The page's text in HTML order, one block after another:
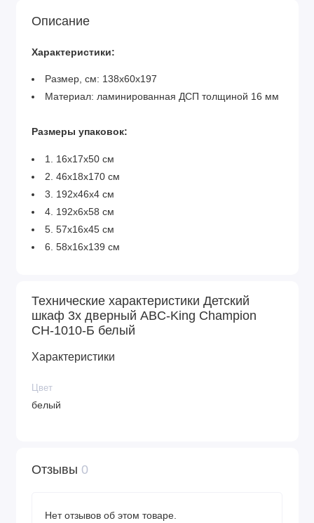
Описание
Характеристики:
Размер, см: 138х60х197
Материал: ламинированная ДСП толщиной 16 мм
Размеры упаковок:
1. 16х17х50 см
2. 46х18х170 см
3. 192х46х4 см
4. 192х6х58 см
5. 57х16х45 см
6. 58х16х139 см
Технические характеристики Детский
шкаф 3х дверный ABC-King Champion
CH-1010-Б белый
Характеристики
Цвет
белый
Отзывы 0
Нет отзывов об этом товаре.